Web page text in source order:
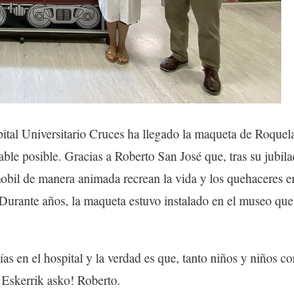
Universitario Cruces ha llegado la maqueta de
posible. Gracias a Roberto San José que, tras su
de manera animada recrean la vida y los quehaceres
años, la maqueta estuvo instalado en el museo
en el hospital y la verdad es que, tanto niños y niños
asko! Roberto.